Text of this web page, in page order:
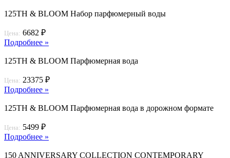
125TH & BLOOM Набор парфюмерный воды
Цена: 6682 ₽
Подробнее »
125TH & BLOOM Парфюмерная вода
Цена: 23375 ₽
Подробнее »
125TH & BLOOM Парфюмерная вода в дорожном формате
Цена: 5499 ₽
Подробнее »
150 ANNIVERSARY COLLECTION CONTEMPORARY